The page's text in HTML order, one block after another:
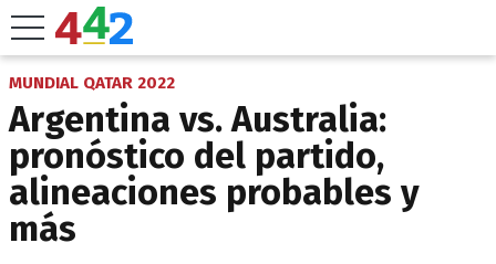
MUNDIAL QATAR 2022
Argentina vs. Australia:
pronóstico del partido,
alineaciones probables y
más